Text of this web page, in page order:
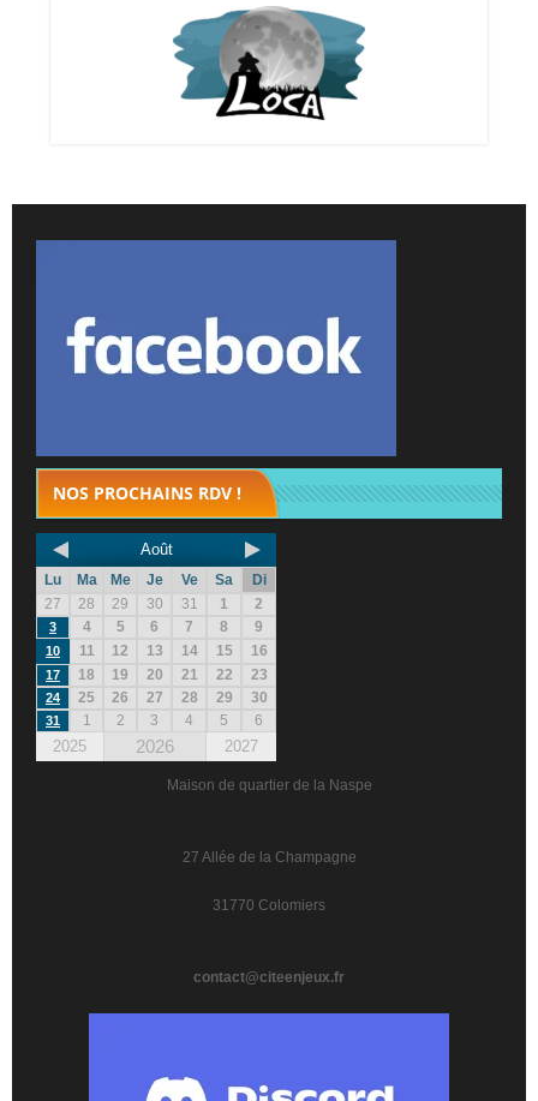
NOS PROCHAINS RDV !
Août
Lu Ma Me Je Ve Sa
Di
27
28 29 30 31 1 2
3 4 5 6 7 8 9
10 11 12 13 14 15 16
17 18 19 20 21 22 23
24 25 26 27 28 29 30
31 1 2 3 4 5 6
2025 2026 2027
Maison de quartier de la Naspe
27 Allée de la Champagne
31770 Colomiers
contact@citeenjeux.fr